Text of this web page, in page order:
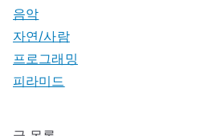
음악
자연/사람
프로그래밍
피라미드